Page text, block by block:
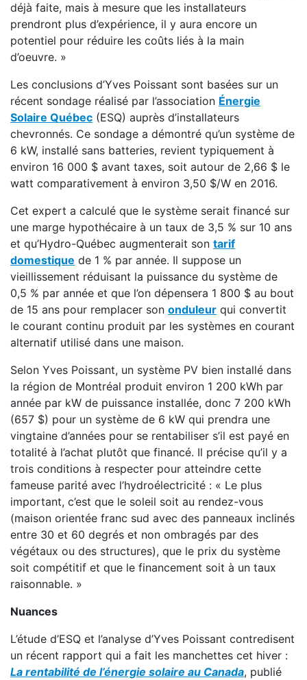
déjà faite, mais à mesure que les installateurs
prendront plus d’expérience, il y aura encore un
potentiel pour réduire les coûts liés à la main
d’oeuvre. »
Les conclusions d’Yves Poissant sont basées sur un
récent sondage réalisé par l’association Énergie
Solaire Québec (ESQ) auprès d’installateurs
chevronnés. Ce sondage a démontré qu’un système de
6 kW, installé sans batteries, revient typiquement à
environ 16 000 $ avant taxes, soit autour de 2,66 $ le
watt comparativement à environ 3,50 $/W en 2016.
Cet expert a calculé que le système serait financé sur
une marge hypothécaire à un taux de 3,5 % sur 10 ans
et qu’Hydro-Québec augmenterait son tarif
domestique de 1 % par année. Il suppose un
vieillissement réduisant la puissance du système de
0,5 % par année et que l’on dépensera 1 800 $ au bout
de 15 ans pour remplacer son onduleur qui convertit
le courant continu produit par les systèmes en courant
alternatif utilisé dans une maison.
Selon Yves Poissant, un système PV bien installé dans
la région de Montréal produit environ 1 200 kWh par
année par kW de puissance installée, donc 7 200 kWh
(657 $) pour un système de 6 kW qui prendra une
vingtaine d’années pour se rentabiliser s’il est payé en
totalité à l’achat plutôt que financé. Il précise qu’il y a
trois conditions à respecter pour atteindre cette
fameuse parité avec l’hydroélectricité : « Le plus
important, c’est que le soleil soit au rendez-vous
(maison orientée franc sud avec des panneaux inclinés
entre 30 et 60 degrés et non ombragés par des
végétaux ou des structures), que le prix du système
soit compétitif et que le financement soit à un taux
raisonnable. »
Nuances
L’étude d’ESQ et l’analyse d’Yves Poissant contredisent
un récent rapport qui a fait les manchettes cet hiver :
La rentabilité de l’énergie solaire au Canada, publié